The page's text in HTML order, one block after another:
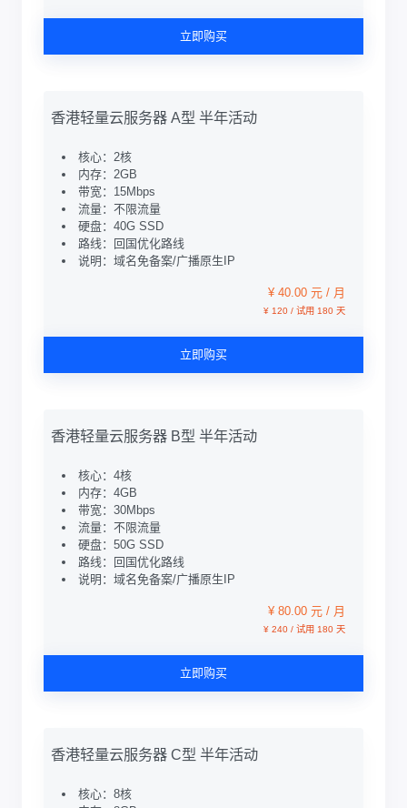
立即购买
香港轻量云服务器 A型 半年活动
核心：2核
内存：2GB
带宽：15Mbps
流量：不限流量
硬盘：40G SSD
路线：回国优化路线
说明：域名免备案/广播原生IP
¥ 40.00 元 / 月
¥ 120 / 试用 180 天
立即购买
香港轻量云服务器 B型 半年活动
核心：4核
内存：4GB
带宽：30Mbps
流量：不限流量
硬盘：50G SSD
路线：回国优化路线
说明：域名免备案/广播原生IP
¥ 80.00 元 / 月
¥ 240 / 试用 180 天
立即购买
香港轻量云服务器 C型 半年活动
核心：8核